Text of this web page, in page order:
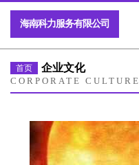
海南科力服务有限公司
首页 企业文化
CORPORATE CULTURE